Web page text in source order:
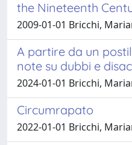
the Nineteenth
2009-01-01 Bricchi,
A partire da un
note su dubbi e
2024-01-01 Bricchi,
Circumrapato
2022-01-01 Bricchi,